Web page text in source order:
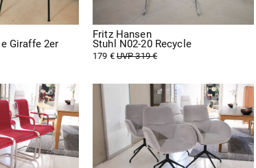
Giraffe 2er
Fritz Hansen
Stuhl N02-20 Recycle
179 €UVP 319 €